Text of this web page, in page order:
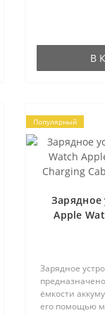
В
Популярный
Зарядное
Apple
Зарядное
ёмкости
его помощью